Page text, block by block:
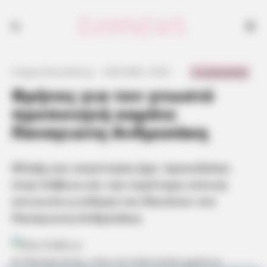
Θρήνος για τον γνωστό
προπονητή καράτε
Παναγιώτη Ανδρεσάκη
Θλίψη και συγκίνηση έχει προκαλέσει
Ο Παναγιώτης, που τα τελευταία χρόνια